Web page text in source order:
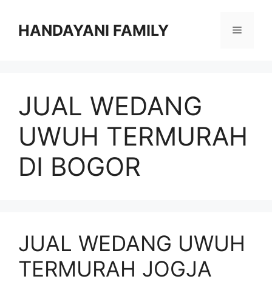
HANDAYANI FAMILY Menu
JUAL WEDANG
UWUH TERMURAH
DI BOGOR
JUAL WEDANG UWUH
TERMURAH JOGJA